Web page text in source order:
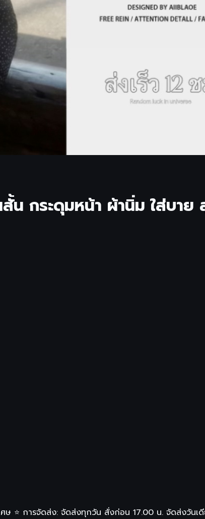
น กระดุมหน้า ผ้านิ่ม ใส่บา
⭐ การจัดส่ง: จัดส่งทุกวัน สั่งก่อน 17.00 น. จัดส่งวัน